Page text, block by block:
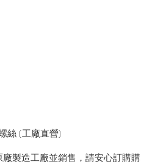
絲 (工廠直營)
廠製造工廠並銷售，請安心訂購購